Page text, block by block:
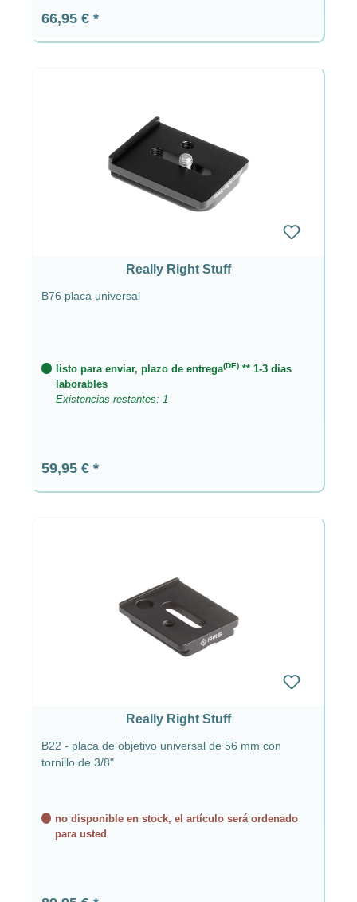
Precio normal:
66,95 €
Really Right Stuff
B76 placa universal
listo para enviar, plazo de entrega(DE)** 1-3 dias
laborables
Existencias restantes: 1
Precio normal:
59,95 €
Really Right Stuff
B22 - placa de objetivo universal de 56 mm con
tornillo de 3/8"
no disponible en stock, el artículo será ordenado
para usted